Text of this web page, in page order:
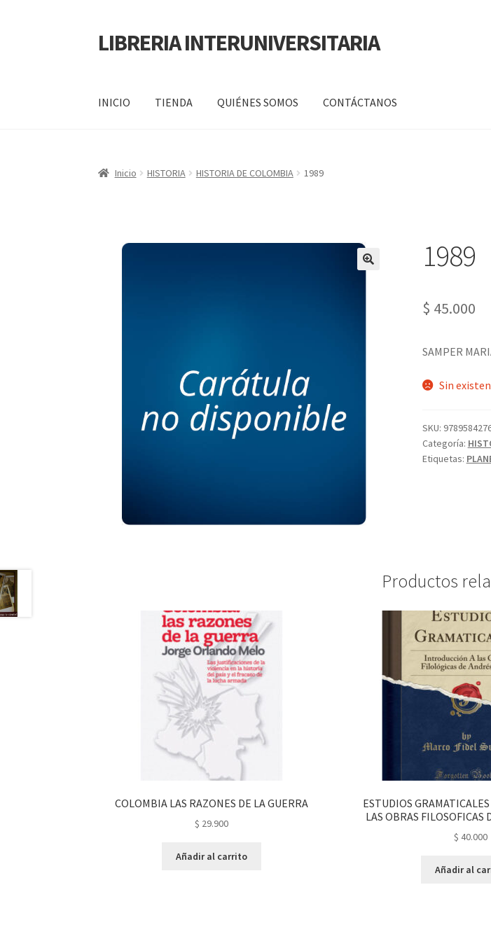
LIBRERIA INTERUNIVERSITARIA
INICIO TIENDA QUIÉNES SOMOS CONTÁCTANOS
Inicio HISTORIA HISTORIA DE COLOMBIA 1989
1989
$ 45.000
SAMPER
Sin
SKU:
Categoría:
Etiquetas:
Productos
COLOMBIA LAS RAZONES DE LA GUERRA
$ 29.900
Añadir al carrito
ESTUDIOS
LAS OBRAS FILOSOFICAS
$ 40.000
Añadir al